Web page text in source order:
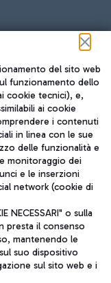
a direzione e
del sito web
funzionamento dello
cookie tecnici), e,
ai cookie
i contenuti
in linea con le sue
delle funzionalità e
monitoraggio dei
e le inserzioni
network (cookie di
NECESSARI" o sulla
presta il consenso
mantenendo le
suo dispositivo
sul sito web e i